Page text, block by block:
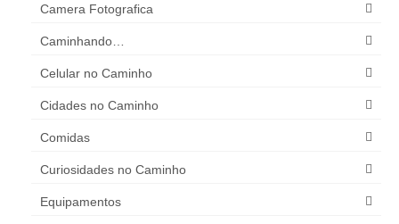
Camera Fotografica
Caminhando…
Celular no Caminho
Cidades no Caminho
Comidas
Curiosidades no Caminho
Equipamentos